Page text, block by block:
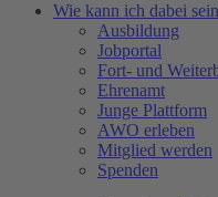
Wie kann ich dabei
Ausbildung
Jobportal
Fort- und
Ehrenamt
Junge Plattform
AWO erleben
Mitglied werden
Spenden